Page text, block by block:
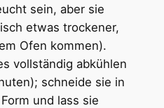
sein, aber sie
etwas trockener,
Ofen kommen).
vollständig abkühlen
schneide sie in
und lass sie